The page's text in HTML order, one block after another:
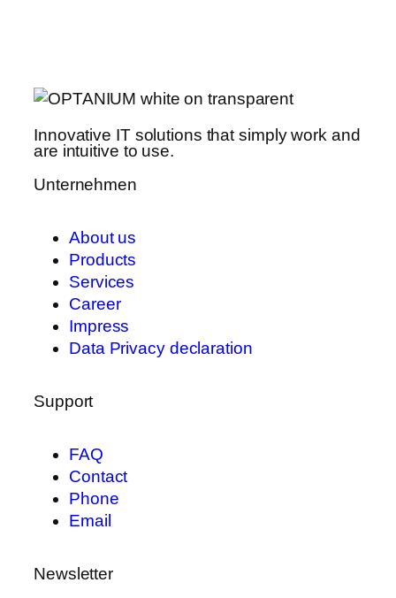
Innovative IT solutions that simply work and
are intuitive to use.
Unternehmen
About us
Products
Services
Career
Impress
Data Privacy declaration
Support
FAQ
Contact
Phone
Email
Newsletter